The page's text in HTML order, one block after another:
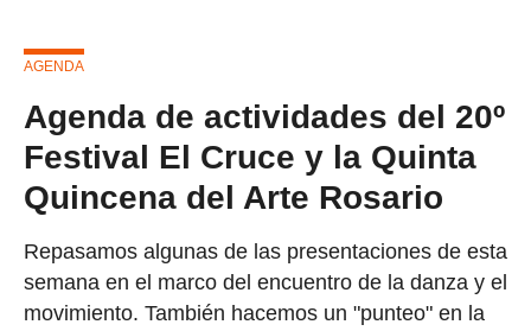
AGENDA
Agenda de actividades del 20º
Festival El Cruce y la Quinta
Quincena del Arte Rosario
Repasamos algunas de las presentaciones de esta
semana en el marco del encuentro de la danza y el
movimiento. También hacemos un "punteo" en la